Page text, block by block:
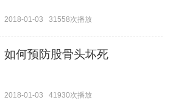
2018-01-03 31558次播放
如何预防股骨头坏死
2018-01-03 41930次播放